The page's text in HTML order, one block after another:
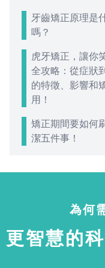
牙齒矯正原理是
嗎？
虎牙矯正，讓你
全攻略：從症狀
的特徵、影響和
用！
矯正期間要如何
潔五件事！
為何
更智慧的